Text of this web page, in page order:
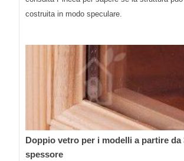
costruita in modo speculare.
Doppio vetro per i modelli a partire da
spessore